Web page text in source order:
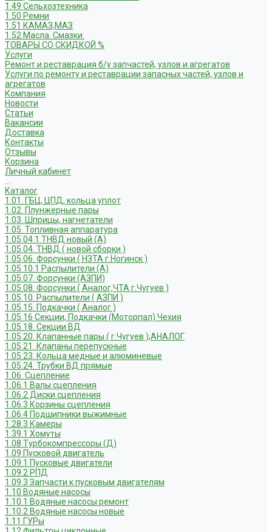
1.49 Сельхозтехника
1.50 Ремни
1.51 КАМАЗ,МАЗ
1.52 Масла. Смазки.
ТОВАРЫ СО СКИДКОЙ %
Услуги
Ремонт и реставрация б/у запчастей, узлов и агрегатов
Услуги по ремонту и реставрации запасных частей, узлов и
агрегатов
Компания
Новости
Статьи
Вакансии
Доставка
Контакты
Отзывы
Корзина
Личный кабинет
Каталог
1.01. ГБЦ, ЦПД, кольца уплот
1.02. Плунжерные пары
1.03. Шприцы, нагнетатели
1.05. Топливная аппаратура
1.05.04.1 ТНВД новый (А)
1.05.04. ТНВД ( новой сборки )
1.05.06. Форсунки ( НЗТА г.Ногинск )
1.05.10.1 Распылители (А)
1.05.07. Форсунки (АЗПИ)
1.05.08. Форсунки ( Аналог,ЧТА г.Чугуев )
1.05.10. Распылители ( АЗПИ )
1.05.15. Подкачки ( Аналог )
1.05.16 Секции, Подкачки (Моторпал) Чехия
1.05.18. Секции ВД
1.05.20. Клапанные пары ( г.Чугуев );АНАЛОГ
1.05.21. Клапаны перепускные
1.05.23. Кольца медные и алюминевые
1.05.24. Трубки ВД прямые
1.06. Сцепление
1.06.1 Валы сцепления
1.06.2 Диски сцепления
1.06.3 Корзины сцепления
1.06.4 Подшипники выжимные
1.28.3 Камеры
1.39.1 Хомуты
1.08 Турбокомпрессоры (Д)
1.09 Пусковой двигатель
1.09.1 Пусковые двигатели
1.09.2 РПД
1.09.3 Запчасти к пусковым двигателям
1.10 Водяные насосы
1.10.1 Водяные насосы ремонт
1.10.2 Водяные насосы новые
1.11 ГУРы